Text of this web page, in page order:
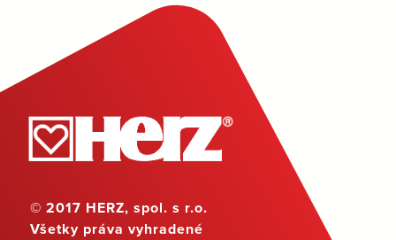
© 2017 HERZ, spol. s r.o.
Všetky práva vyhradené